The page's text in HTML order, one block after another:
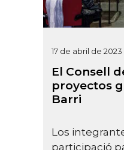
17 de abril de 2023
El Consell
proyectos
Barri
Los
participació